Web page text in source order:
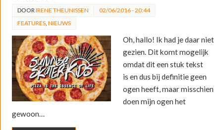
DOOR IRENE THEUNISSEN
02/06/2016 - 20:44
FEATURES, NIEUWS
Oh, hallo! Ik had je daar niet
gezien. Dit komt mogelijk
omdat dit een stuk tekst
is en dus bij definitie geen
ogen heeft, maar misschien
doen mijn ogen het
gewoon…